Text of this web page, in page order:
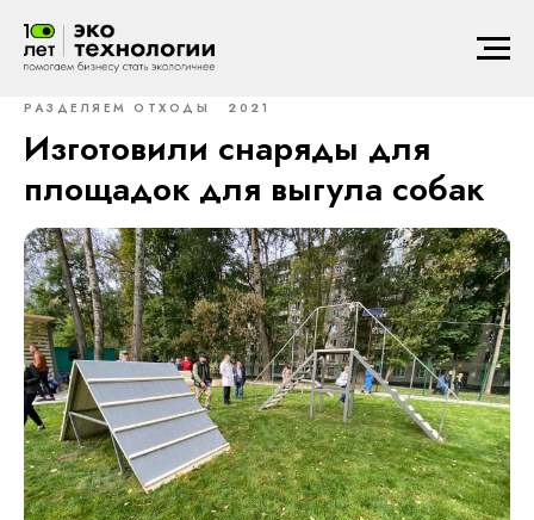
РАЗДЕЛЯЕМ ОТХОДЫ 2021
Изготовили снаряды для
площадок для выгула собак